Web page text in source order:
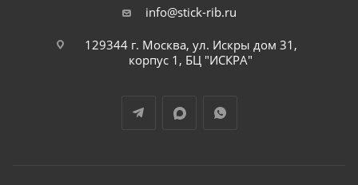
info@stick-rib.ru
129344 г. Москва, ул. Искры дом 31,
корпус 1, БЦ "ИСКРА"